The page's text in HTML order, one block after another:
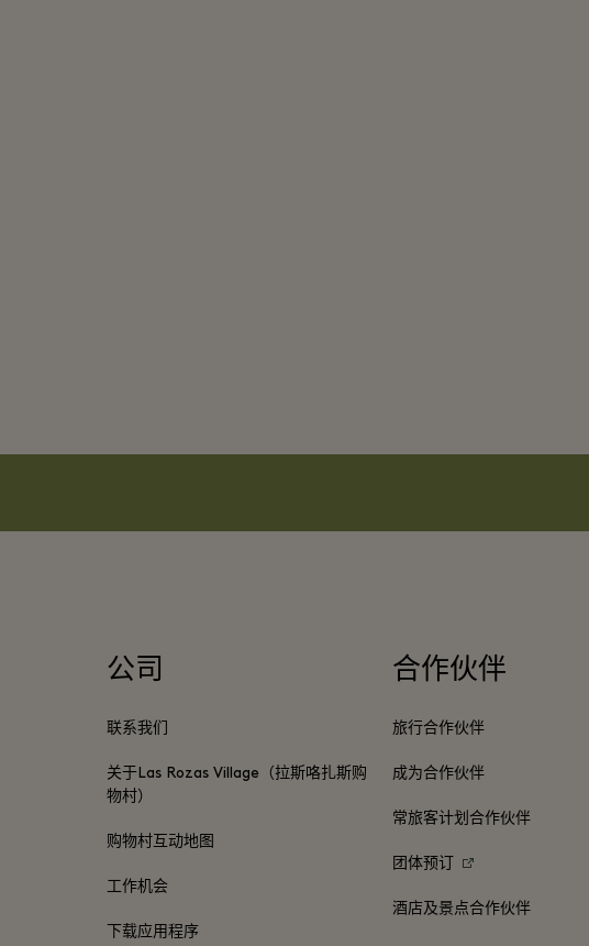
公司
联系我们
关于Las Rozas Village（拉斯咯扎斯购
物村）
购物村互动地图
工作机会
下载应用程序
合作伙伴
旅行合作伙伴
成为合作伙伴
常旅客计划合作伙伴
团体预订
酒店及景点合作伙伴